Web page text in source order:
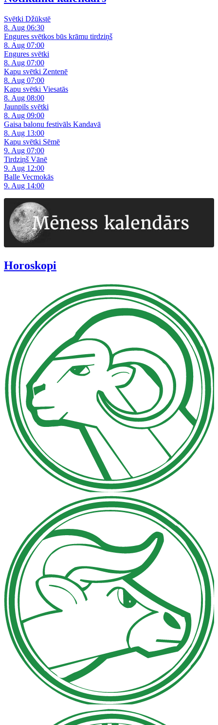
Svētki Džūkstē
8. Aug 06:30
Engures svētkos būs krāmu tirdziņš
8. Aug 07:00
Engures svētki
8. Aug 07:00
Kapu svētki Zentenē
8. Aug 07:00
Kapu svētki Viesatās
8. Aug 08:00
Jaunpils svētki
8. Aug 09:00
Gaisa balonu festivāls Kandavā
8. Aug 13:00
Kapu svētki Sēmē
9. Aug 07:00
Tirdziņš Vānē
9. Aug 12:00
Balle Vecmokās
9. Aug 14:00
Horoskopi